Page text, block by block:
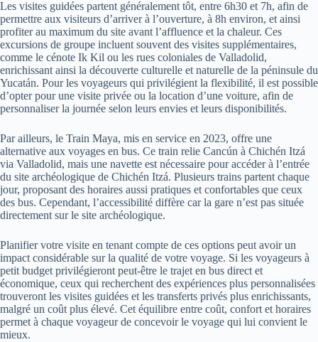
Les visites guidées partent généralement tôt, entre 6h30 et 7h, afin de
permettre aux visiteurs d’arriver à l’ouverture, à 8h environ, et ainsi
profiter au maximum du site avant l’affluence et la chaleur. Ces
excursions de groupe incluent souvent des visites supplémentaires,
comme le cénote Ik Kil ou les rues coloniales de Valladolid,
enrichissant ainsi la découverte culturelle et naturelle de la péninsule du
Yucatán. Pour les voyageurs qui privilégient la flexibilité, il est possible
d’opter pour une visite privée ou la location d’une voiture, afin de
personnaliser la journée selon leurs envies et leurs disponibilités.
Par ailleurs, le Train Maya, mis en service en 2023, offre une
alternative aux voyages en bus. Ce train relie Cancún à Chichén Itzá
via Valladolid, mais une navette est nécessaire pour accéder à l’entrée
du site archéologique de Chichén Itzá. Plusieurs trains partent chaque
jour, proposant des horaires aussi pratiques et confortables que ceux
des bus. Cependant, l’accessibilité diffère car la gare n’est pas située
directement sur le site archéologique.
Planifier votre visite en tenant compte de ces options peut avoir un
impact considérable sur la qualité de votre voyage. Si les voyageurs à
petit budget privilégieront peut-être le trajet en bus direct et
économique, ceux qui recherchent des expériences plus personnalisées
trouveront les visites guidées et les transferts privés plus enrichissants,
malgré un coût plus élevé. Cet équilibre entre coût, confort et horaires
permet à chaque voyageur de concevoir le voyage qui lui convient le
mieux.